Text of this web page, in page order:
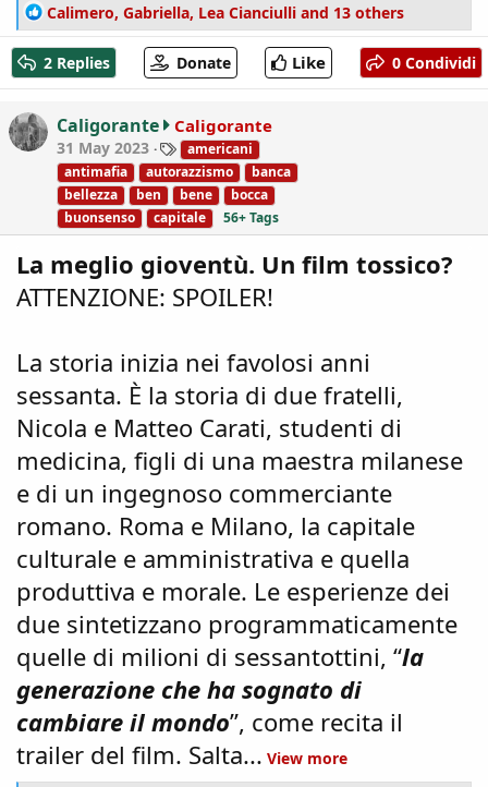
R
e
a
c
t
o
Calimero, Gabriella, Lea Cianciulli and 13 others
2 Replies Donate Like 0 Condividi
Caligorante Caligorante
31 May 2023
T
a
g
s
americani
antimafia
autorazzismo
banca
bellezza
ben bene
bocca
buonsenso
capitale 56+ Tags
La meglio gioventù. Un film tossico?
ATTENZIONE: SPOILER!
La storia inizia nei favolosi anni
sessanta. È la storia di due fratelli,
Nicola e Matteo Carati, studenti di
medicina, figli di una maestra milanese
e di un ingegnoso commerciante
romano. Roma e Milano, la capitale
culturale e amministrativa e quella
produttiva e morale. Le esperienze dei
due sintetizzano programmaticamente
quelle di milioni di sessantottini, “la
generazione che ha sognato di
cambiare il mondo”, come recita il
trailer del film. Salta... View more